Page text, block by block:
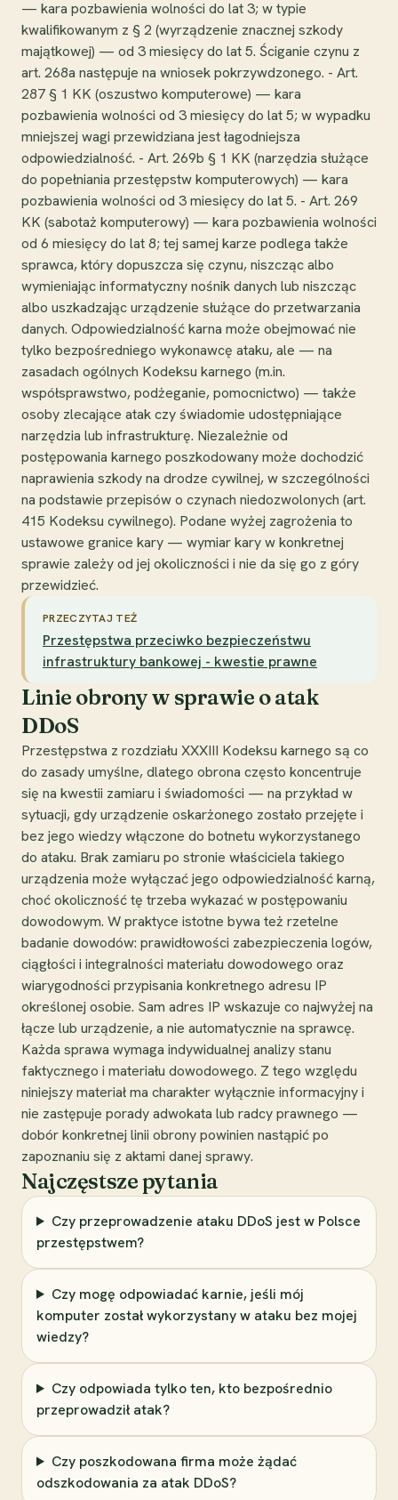
— kara pozbawienia wolności do lat 3; w typie
kwalifikowanym z § 2 (wyrządzenie znacznej szkody
majątkowej) — od 3 miesięcy do lat 5. Ściganie czynu z
art. 268a następuje na wniosek pokrzywdzonego. - Art.
287 § 1 KK (oszustwo komputerowe) — kara
pozbawienia wolności od 3 miesięcy do lat 5; w wypadku
mniejszej wagi przewidziana jest łagodniejsza
odpowiedzialność. - Art. 269b § 1 KK (narzędzia służące
do popełniania przestępstw komputerowych) — kara
pozbawienia wolności od 3 miesięcy do lat 5. - Art. 269
KK (sabotaż komputerowy) — kara pozbawienia wolności
od 6 miesięcy do lat 8; tej samej karze podlega także
sprawca, który dopuszcza się czynu, niszcząc albo
wymieniając informatyczny nośnik danych lub niszcząc
albo uszkadzając urządzenie służące do przetwarzania
danych. Odpowiedzialność karna może obejmować nie
tylko bezpośredniego wykonawcę ataku, ale — na
zasadach ogólnych Kodeksu karnego (m.in.
współsprawstwo, podżeganie, pomocnictwo) — także
osoby zlecające atak czy świadomie udostępniające
narzędzia lub infrastrukturę. Niezależnie od
postępowania karnego poszkodowany może dochodzić
naprawienia szkody na drodze cywilnej, w szczególności
na podstawie przepisów o czynach niedozwolonych (art.
415 Kodeksu cywilnego). Podane wyżej zagrożenia to
ustawowe granice kary — wymiar kary w konkretnej
sprawie zależy od jej okoliczności i nie da się go z góry
przewidzieć.
PRZECZYTAJ TEŻ
Przestępstwa przeciwko bezpieczeństwu
infrastruktury bankowej - kwestie prawne
Linie obrony w sprawie o atak
DDoS
Przestępstwa z rozdziału XXXIII Kodeksu karnego są co
do zasady umyślne, dlatego obrona często koncentruje
się na kwestii zamiaru i świadomości — na przykład w
sytuacji, gdy urządzenie oskarżonego zostało przejęte i
bez jego wiedzy włączone do botnetu wykorzystanego
do ataku. Brak zamiaru po stronie właściciela takiego
urządzenia może wyłączać jego odpowiedzialność karną,
choć okoliczność tę trzeba wykazać w postępowaniu
dowodowym. W praktyce istotne bywa też rzetelne
badanie dowodów: prawidłowości zabezpieczenia logów,
ciągłości i integralności materiału dowodowego oraz
wiarygodności przypisania konkretnego adresu IP
określonej osobie. Sam adres IP wskazuje co najwyżej na
łącze lub urządzenie, a nie automatycznie na sprawcę.
Każda sprawa wymaga indywidualnej analizy stanu
faktycznego i materiału dowodowego. Z tego względu
niniejszy materiał ma charakter wyłącznie informacyjny i
nie zastępuje porady adwokata lub radcy prawnego —
dobór konkretnej linii obrony powinien nastąpić po
zapoznaniu się z aktami danej sprawy.
Najczęstsze pytania
Czy przeprowadzenie ataku DDoS jest w Polsce
przestępstwem?
Czy mogę odpowiadać karnie, jeśli mój
komputer został wykorzystany w ataku bez mojej
wiedzy?
Czy odpowiada tylko ten, kto bezpośrednio
przeprowadził atak?
Czy poszkodowana firma może żądać
odszkodowania za atak DDoS?